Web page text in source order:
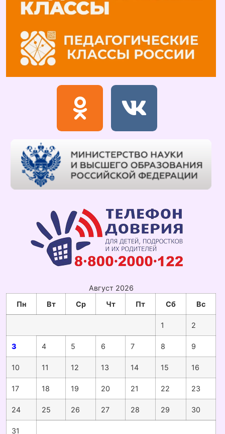
Август 2026
Пн
Вт Ср Чт Пт Сб Вс
1 2
3 4 5 6 7 8 9
10 11 12 13 14 15 16
17 18 19 20 21 22 23
24 25 26 27 28 29 30
31